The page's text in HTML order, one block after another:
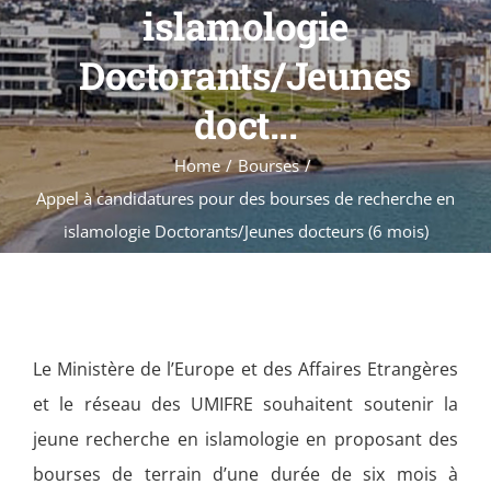
Évènements
Appels
Agenda
islamologie
Doctorants/Jeunes
doct...
Home
Bourses
Appel à candidatures pour des bourses de recherche en
islamologie Doctorants/Jeunes docteurs (6 mois)
Le Ministère de l’Europe et des Affaires Etrangères
et le réseau des UMIFRE souhaitent soutenir la
jeune recherche en islamologie en proposant des
bourses de terrain d’une durée de six mois à